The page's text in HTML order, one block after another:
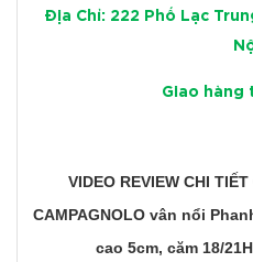
Địa Chỉ: 222 Phố Lạc
Giao hàng
VIDEO REVIEW CHI
CAMPAGNOLO vân nổi
cao 5cm, căm 18/